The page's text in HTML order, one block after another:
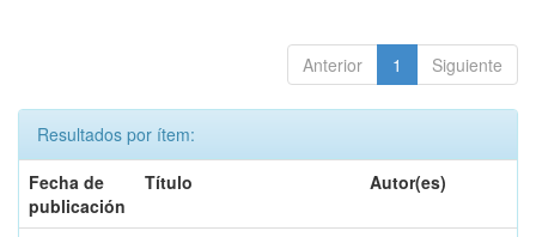
Anterior 1 Siguiente
Resultados por ítem:
Fecha de
publicación
Título Autor(es)